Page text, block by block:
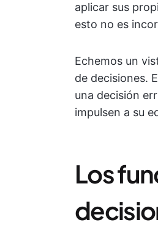
aplicar sus
esto no es
Echemos un
de decisiones.
una decisión
impulsen a su
Los